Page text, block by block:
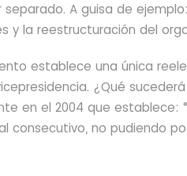
A guisa de
y la reestructuración del
establece una única
¿Qué
en el 2004 que establece:
consecutivo, no pudiendo